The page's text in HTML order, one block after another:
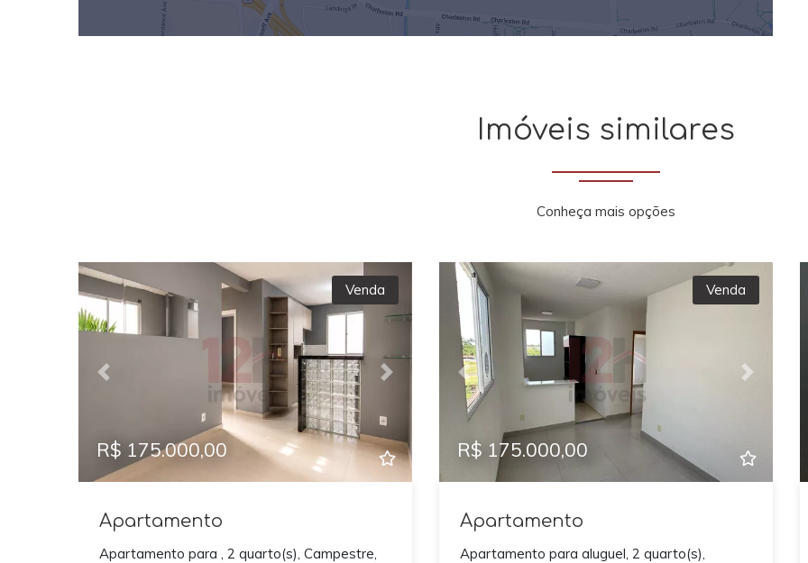
Imóveis similares
Conheça mais opções
Previous Next
Venda
R$ 175.000,00
Apartamento
Apartamento para , 2 quarto(s), Campestre,
Previous Next
Venda
R$ 175.000,00
Apartamento
Apartamento para aluguel, 2 quarto(s),